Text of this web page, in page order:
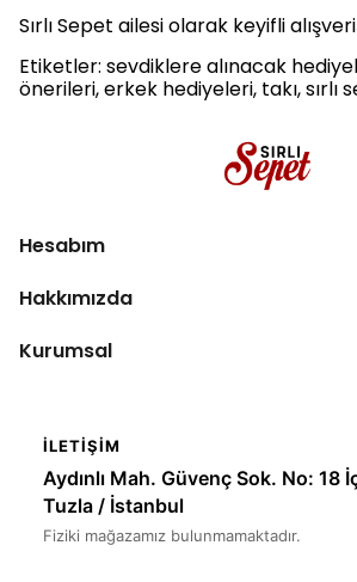
Sırlı Sepet ailesi olarak keyifli
Etiketler: sevdiklere alınacak
önerileri, erkek hediyeleri, takı, sırlı
Hesabım
Hakkımızda
Kurumsal
İLETIŞIM
Aydınlı Mah. Güvenç Sok. No: 18
Tuzla / İstanbul
Fiziki mağazamız bulunmamaktadır.